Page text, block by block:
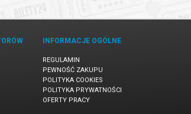
INFORMACJE OGÓLNE
REGULAMIN
PEWNOŚĆ ZAKUPU
POLITYKA COOKIES
POLITYKA PRYWATNOŚCI
OFERTY PRACY